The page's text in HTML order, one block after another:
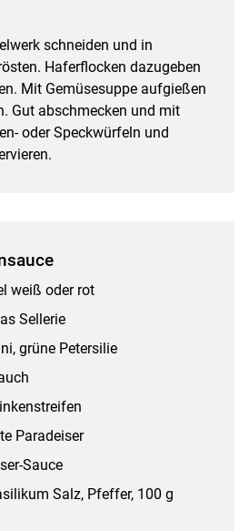
schneiden und in
Haferflocken dazugeben
Mit Gemüsesuppe aufgießen
Gut abschmecken und mit
oder Speckwürfeln und
weiß oder rot
Sellerie
grüne Petersilie
Paradeiser
Sauce
Salz, Pfeffer, 100 g